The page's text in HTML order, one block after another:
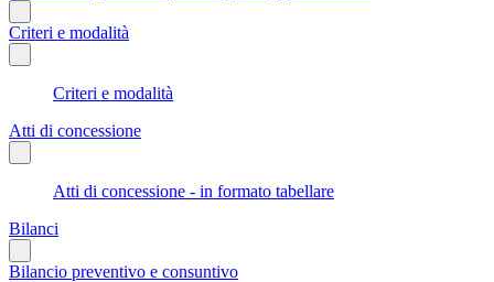
Criteri e modalità
Criteri e modalità
Atti di concessione
Atti di concessione - in formato tabellare
Bilanci
Bilancio preventivo e consuntivo